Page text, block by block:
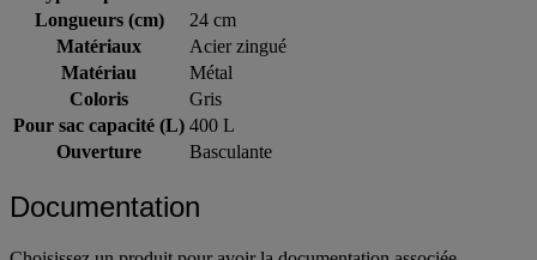
Type de produit
Fixe
Longueurs (cm)
24 cm
Matériaux
Acier zingué
Matériau
Métal
Coloris
Gris
Pour sac capacité (L)
400 L
Documentation